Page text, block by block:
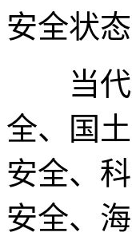
安全状
当代国
全、国
安全、
安全、